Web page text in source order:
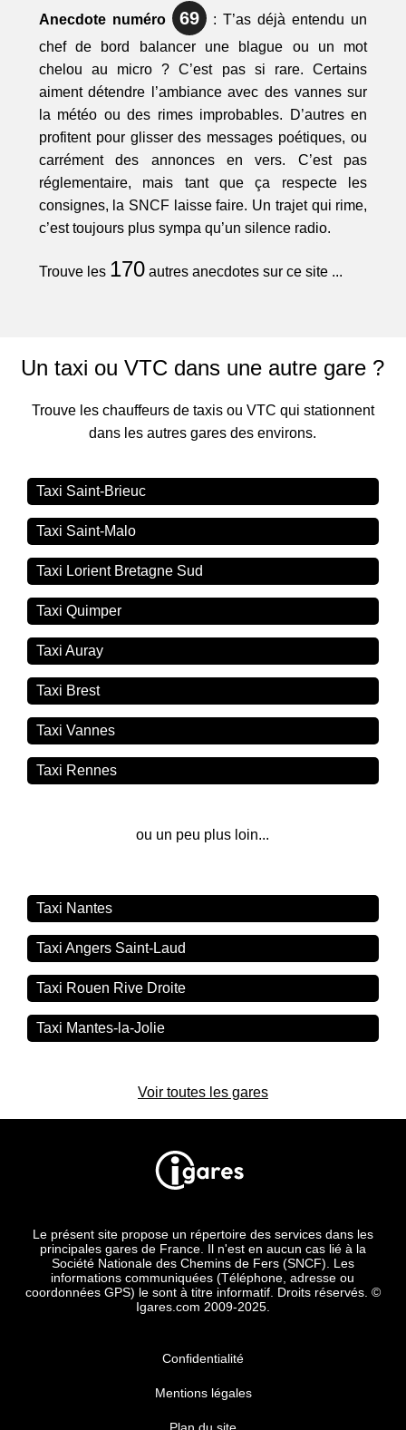
Anecdote numéro 69 : T’as déjà entendu un
chef de bord balancer une blague ou un mot
chelou au micro ? C’est pas si rare. Certains
aiment détendre l’ambiance avec des vannes sur
la météo ou des rimes improbables. D’autres en
profitent pour glisser des messages poétiques, ou
carrément des annonces en vers. C’est pas
réglementaire, mais tant que ça respecte les
consignes, la SNCF laisse faire. Un trajet qui rime,
c’est toujours plus sympa qu’un silence radio.
Trouve les 170autres anecdotes sur ce site ...
Un taxi ou VTC dans une autre gare ?
Trouve les chauffeurs de taxis ou VTC qui stationnent
dans les autres gares des environs.
Taxi Saint-Brieuc
Taxi Saint-Malo
Taxi Lorient Bretagne Sud
Taxi Quimper
Taxi Auray
Taxi Brest
Taxi Vannes
Taxi Rennes
ou un peu plus loin...
Taxi Nantes
Taxi Angers Saint-Laud
Taxi Rouen Rive Droite
Taxi Mantes-la-Jolie
Voir toutes les gares
Le présent site propose un répertoire des services dans les
principales gares de France. Il n'est en aucun cas lié à la
Société Nationale des Chemins de Fers (SNCF). Les
informations communiquées (Téléphone, adresse ou
coordonnées GPS) le sont à titre informatif. Droits réservés. ©
Igares.com 2009-2025.
Confidentialité
Mentions légales